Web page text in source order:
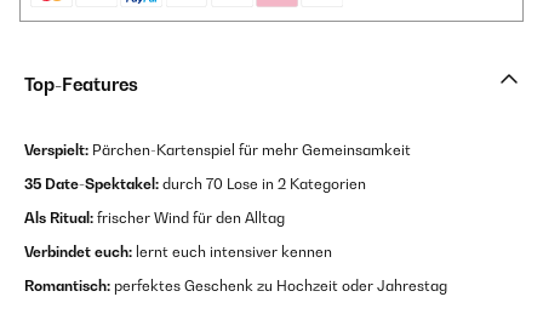
Top-Features
Verspielt: Pärchen-Kartenspiel für mehr Gemeinsamkeit
35 Date-Spektakel: durch 70 Lose in 2 Kategorien
Als Ritual: frischer Wind für den Alltag
Verbindet euch: lernt euch intensiver kennen
Romantisch: perfektes Geschenk zu Hochzeit oder Jahrestag